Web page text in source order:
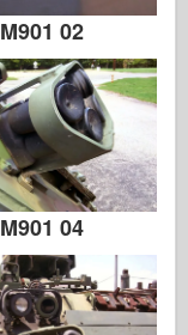
M901 02
M901 04